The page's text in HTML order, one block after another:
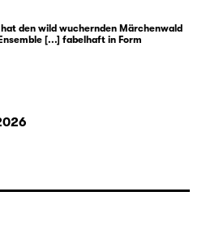
Landes getrennt. Nun
nichts mehr im
wurde dazu gespickt
sind, dann
von
werden von einer
den wild wuchernden Märchenwald
[...] fabelhaft in Form